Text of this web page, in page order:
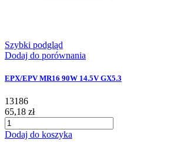
Szybki podgląd
Dodaj do porównania
EPX/EPV MR16 90W 14.5V GX5.3
13186
65,18 zł
Dodaj do koszyka